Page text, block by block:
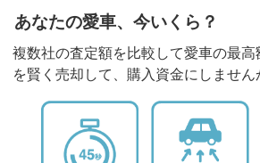
あなたの愛車、今いくら？
複数社の査定額を比較して愛車の最
を賢く売却して、購入資金にしません